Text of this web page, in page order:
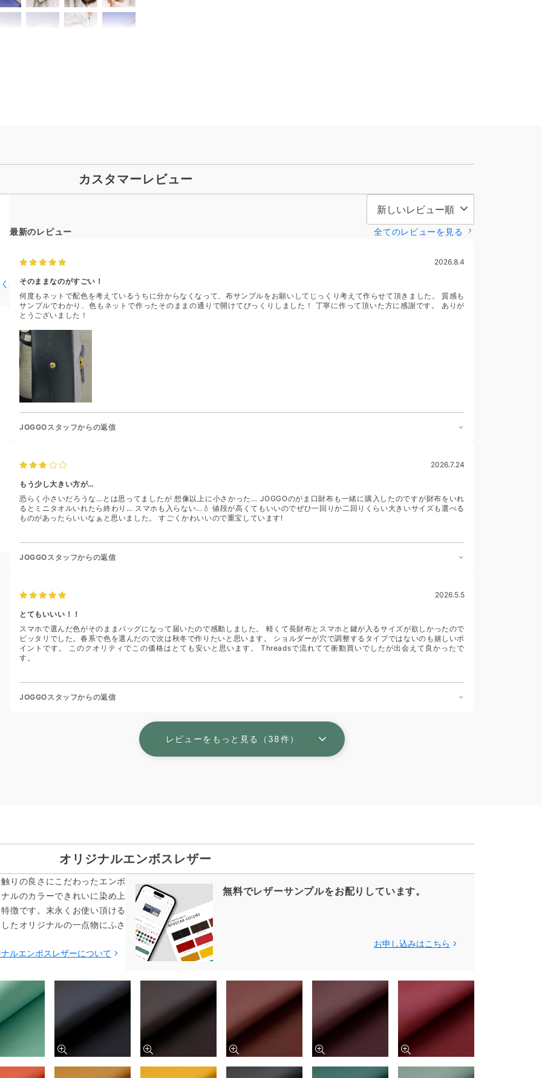
カスタマーレビュー
最新のレビュー 全てのレビューを見る
2026.8.4
そのままなのがすごい！
何度もネットで配色を考えているうちに分からなくなって、布サンプルをお願いしてじっくり考えて作らせて頂きました。 質感も
サンプルでわかり、色もネットで作ったそのままの通りで開けてびっくりしました！ 丁寧に作って頂いた方に感謝です。 ありが
とうございました！
JOGGOスタッフからの返信
2026.7.24
もう少し大きい方が…
恐らく小さいだろうな…とは思ってましたが 想像以上に小さかった… JOGGOのがま口財布も一緒に購入したのですが財布をいれ
るとミニタオルいれたら終わり… スマホも入らない…💧 値段が高くてもいいのでぜひ一回りか二回りくらい大きいサイズも選べる
ものがあったらいいなぁと思いました。 すごくかわいいので重宝しています!
JOGGOスタッフからの返信
2026.5.5
とてもいいい！！
スマホで選んだ色がそのままバッグになって届いたので感動しました。 軽くて長財布とスマホと鍵が入るサイズが欲しかったので
ピッタリでした。春系で色を選んだので次は秋冬で作りたいと思います。 ショルダーが穴で調整するタイプではないのも嬉しいポ
イントです。 このクオリティでこの価格はとても安いと思います。 Threadsで流れてて衝動買いでしたが出会えて良かったで
す。
JOGGOスタッフからの返信
レビューをもっと見る（38件）
オリジナルエンボスレザー
りの良さにこだわったエンボ
ルのカラーできれいに染め上
徴です。末永くお使い頂ける
たオリジナルの一点物にふさ
ルエンボスレザーについて
無料でレザーサンプルをお配りしています。
お申し込みはこちら